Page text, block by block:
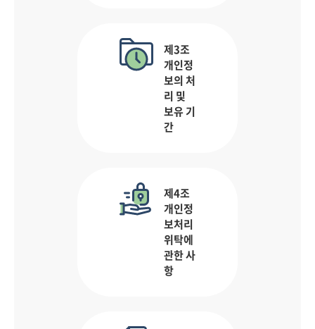
제3조
개인정
보의 처
리 및
보유 기
간
제4조
개인정
보처리
위탁에
관한 사
항